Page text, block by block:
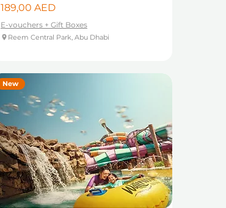
Цена
189,00 AED
E-vouchers + Gift Boxes
Reem Central Park, Abu Dhabi
New